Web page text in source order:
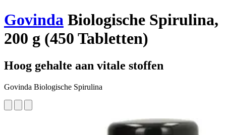
Govinda Biologische Spirulina,
200 g (450 Tabletten)
Hoog gehalte aan vitale stoffen
Govinda Biologische Spirulina